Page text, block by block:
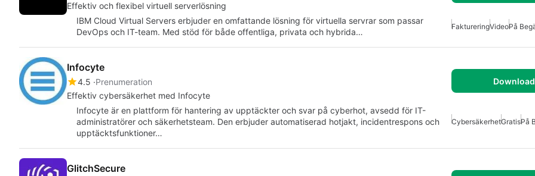
Effektiv och flexibel virtuell serverlösning
IBM Cloud Virtual Servers erbjuder en omfattande lösning för virtuella servrar som passar
DevOps och IT-team. Med stöd för både offentliga, privata och hybrida…
FaktureringVideoPå
Infocyte
4.5 Prenumeration
Effektiv cybersäkerhet med Infocyte
Infocyte är en plattform för hantering av upptäckter och svar på cyberhot, avsedd för IT-
administratörer och säkerhetsteam. Den erbjuder automatiserad hotjakt, incidentrespons och
upptäcktsfunktioner…
CybersäkerhetGratisPå
GlitchSecure